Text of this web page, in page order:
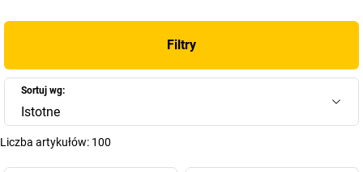
Filtry
Sortuj wg:
Istotne
Liczba artykułów: 100